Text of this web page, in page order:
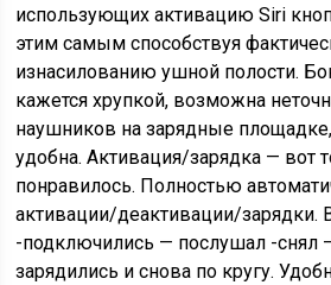
использующих активацию Siri
этим самым способствуя
изнасилованию ушной полости.
кажется хрупкой, возможна
наушников на зарядные
удобна. Активация/зарядка — вот
понравилось. Полностью
активации/деактивации/зарядки.
-подключились — послушал -снял
зарядились и снова по кругу.